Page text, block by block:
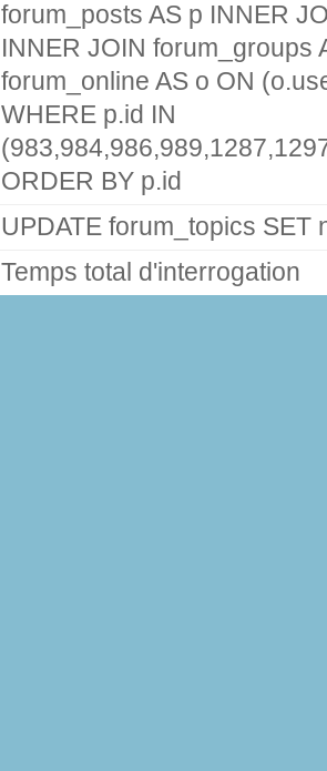
forum_posts AS p INNER
INNER JOIN
forum_online AS o ON
WHERE p.id IN
ORDER BY p.id
UPDATE forum_topics
Temps total d'interrogation